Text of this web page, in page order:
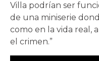
Villa podrían ser
de una miniserie
como en la vida real,
el crimen.”